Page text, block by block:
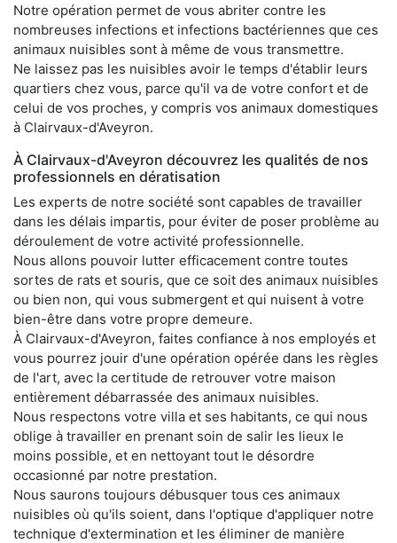
Notre opération permet de vous abriter contre les
nombreuses infections et infections bactériennes que ces
animaux nuisibles sont à même de vous transmettre.
Ne laissez pas les nuisibles avoir le temps d'établir leurs
quartiers chez vous, parce qu'il va de votre confort et de
celui de vos proches, y compris vos animaux domestiques
à Clairvaux-d'Aveyron.
À Clairvaux-d'Aveyron découvrez les qualités de nos
professionnels en dératisation
Les experts de notre société sont capables de travailler
dans les délais impartis, pour éviter de poser problème au
déroulement de votre activité professionnelle.
Nous allons pouvoir lutter efficacement contre toutes
sortes de rats et souris, que ce soit des animaux nuisibles
ou bien non, qui vous submergent et qui nuisent à votre
bien-être dans votre propre demeure.
À Clairvaux-d'Aveyron, faites confiance à nos employés et
vous pourrez jouir d'une opération opérée dans les règles
de l'art, avec la certitude de retrouver votre maison
entièrement débarrassée des animaux nuisibles.
Nous respectons votre villa et ses habitants, ce qui nous
oblige à travailler en prenant soin de salir les lieux le
moins possible, et en nettoyant tout le désordre
occasionné par notre prestation.
Nous saurons toujours débusquer tous ces animaux
nuisibles où qu'ils soient, dans l'optique d'appliquer notre
technique d'extermination et les éliminer de manière